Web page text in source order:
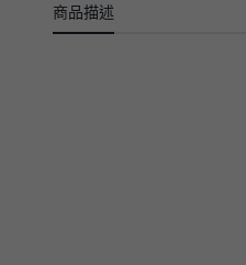
商品描述